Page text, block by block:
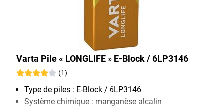
Varta Pile « LONGLIFE » E-Block / 6LP3146
(1)
Type de piles : E-Block / 6LP3146
Système chimique : manganèse alcalin